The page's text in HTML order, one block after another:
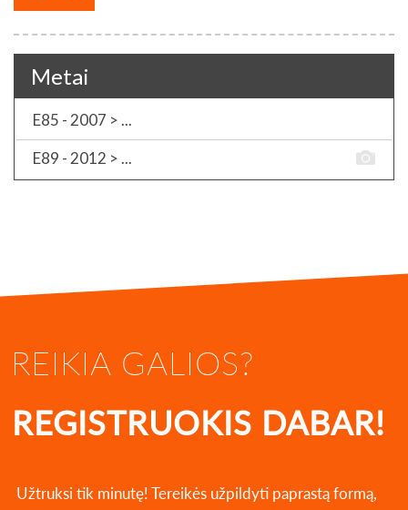
Metai
E85 - 2007 > ...
E89 - 2012 > ...
REIKIA GALIOS?
REGISTRUOKIS DABAR!
Užtruksi tik minutę! Tereikės užpildyti paprastą formą,